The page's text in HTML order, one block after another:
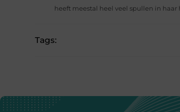
heeft meestal heel veel spullen in haar
Tags: